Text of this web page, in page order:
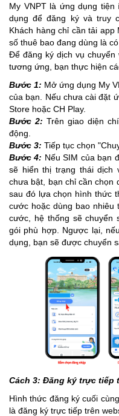
My VNPT là ứng dụng
dụng để đăng ký và truy
Khách hàng chỉ cần tải app
số thuê bao đang dùng là
Để đăng ký dịch vụ
tương ứng, bạn thực hiện
Bước 1: Mở ứng dụng My
của bạn. Nếu chưa cài đặt
Store hoặc CH Play.
Bước 2: Trên giao diện
động.
Bước 3: Tiếp tục chọn
Bước 4: Nếu SIM của bạn
sẽ hiển thị trạng thái dịch
chưa bật, bạn chỉ cần chọn
sau đó lựa chọn hình thức
cước hoặc dùng bao nhiêu
cước, hệ thống sẽ chuyển
gói phù hợp. Ngược lại,
dụng, bạn sẽ được chuyển
Cách 3: Đăng ký trực tiếp
Hình thức đăng ký cuối
là đăng ký trực tiếp trên